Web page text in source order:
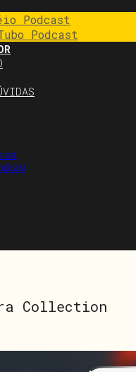
Podcast
Podcast
Collection